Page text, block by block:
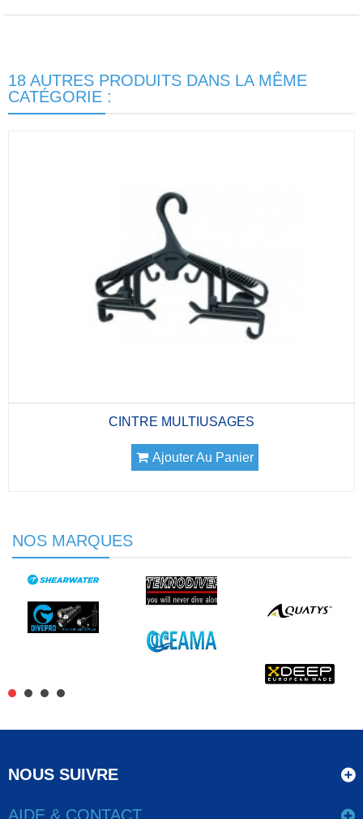
18 AUTRES PRODUITS DANS LA MÊME
CATÉGORIE :
CINTRE MULTIUSAGES
Ajouter Au Panier
NOS MARQUES
NOUS SUIVRE
AIDE & CONTACT